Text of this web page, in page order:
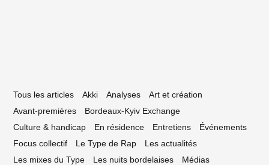
Tous les articles Akki Analyses
Art et création
Avant-premières
Bordeaux-Kyiv Exchange
Culture & handicap
En résidence Entretiens
Événements
Focus collectif
Le Type de Rap
Les actualités
Les mixes du Type
Les nuits bordelaises
Médias